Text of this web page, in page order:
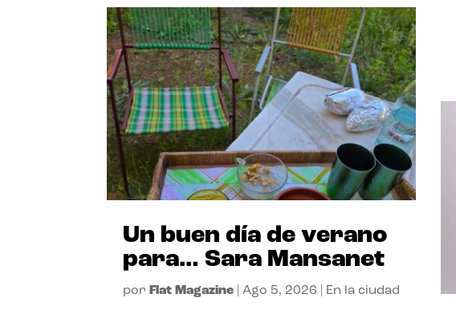
Un buen día de verano
para… Sara Mansanet
por Flat Magazine |Ago 5, 2026 En la ciudad